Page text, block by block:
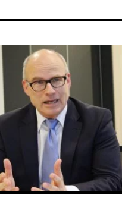
LEHRERVERSORGUNG IST IN H...
DIGITALISIERUNG FORDERN ...
EIN SOZIALER SKANDAL“
UND WEITERE ZIELE